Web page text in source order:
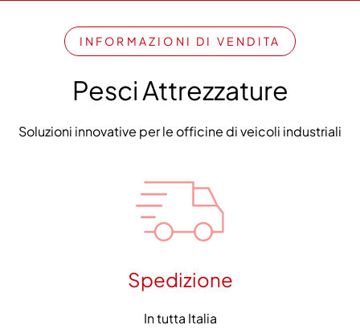
INFORMAZIONI DI VENDITA
Pesci Attrezzature
Soluzioni innovative per le officine di veicoli industriali
Spedizione
In tutta Italia